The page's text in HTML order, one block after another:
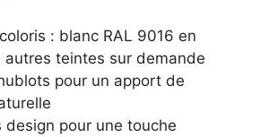
: blanc RAL 9016 en
autres teintes sur demande
pour un apport de
design pour une touche